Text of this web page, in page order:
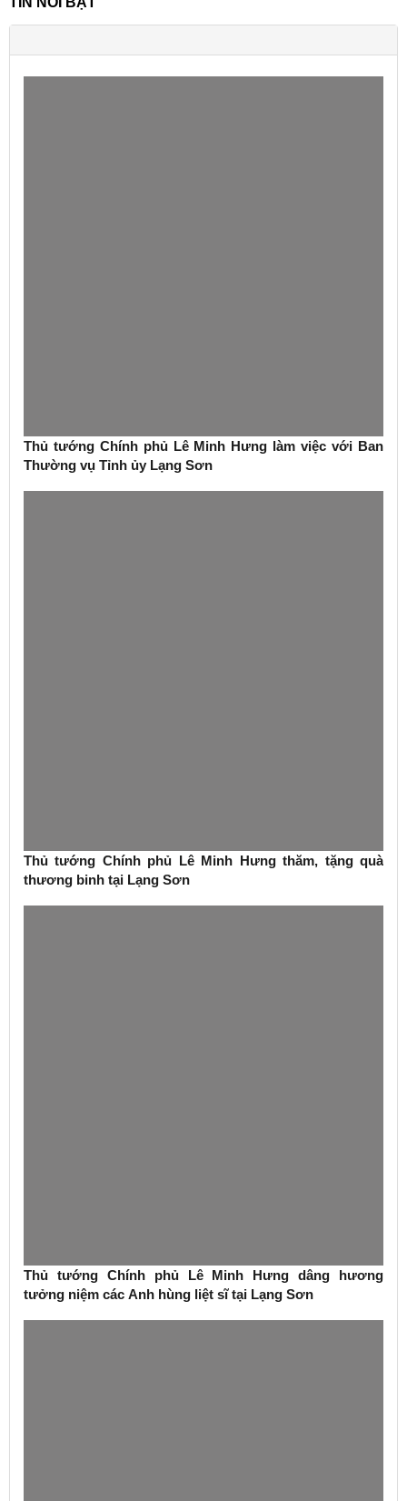
Thủ tướng Chính phủ Lê Minh Hưng làm việc với Ban
Thường vụ Tỉnh ủy Lạng Sơn
Thủ tướng Chính phủ Lê Minh Hưng thăm, tặng quà
thương binh tại Lạng Sơn
Thủ tướng Chính phủ Lê Minh Hưng dâng hương
tưởng niệm các Anh hùng liệt sĩ tại Lạng Sơn